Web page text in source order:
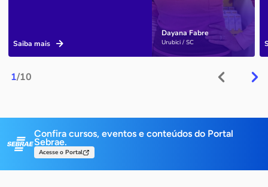
1/10
Dayana Fabre
Urubici / SC
Saiba mais
Confira cursos, eventos e conteúdos do Portal
Sebrae.
Acesse o Portal